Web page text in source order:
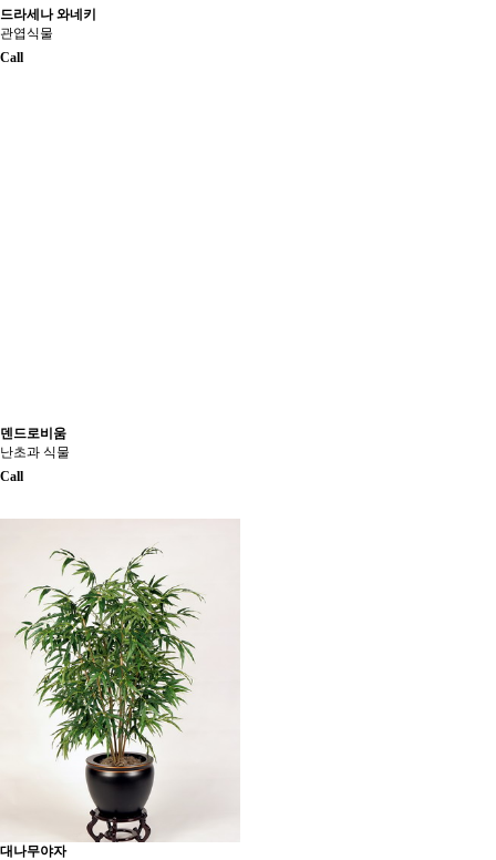
드라세나 와네키
관엽식물
Call
덴드로비움
난초과 식물
Call
대나무야자